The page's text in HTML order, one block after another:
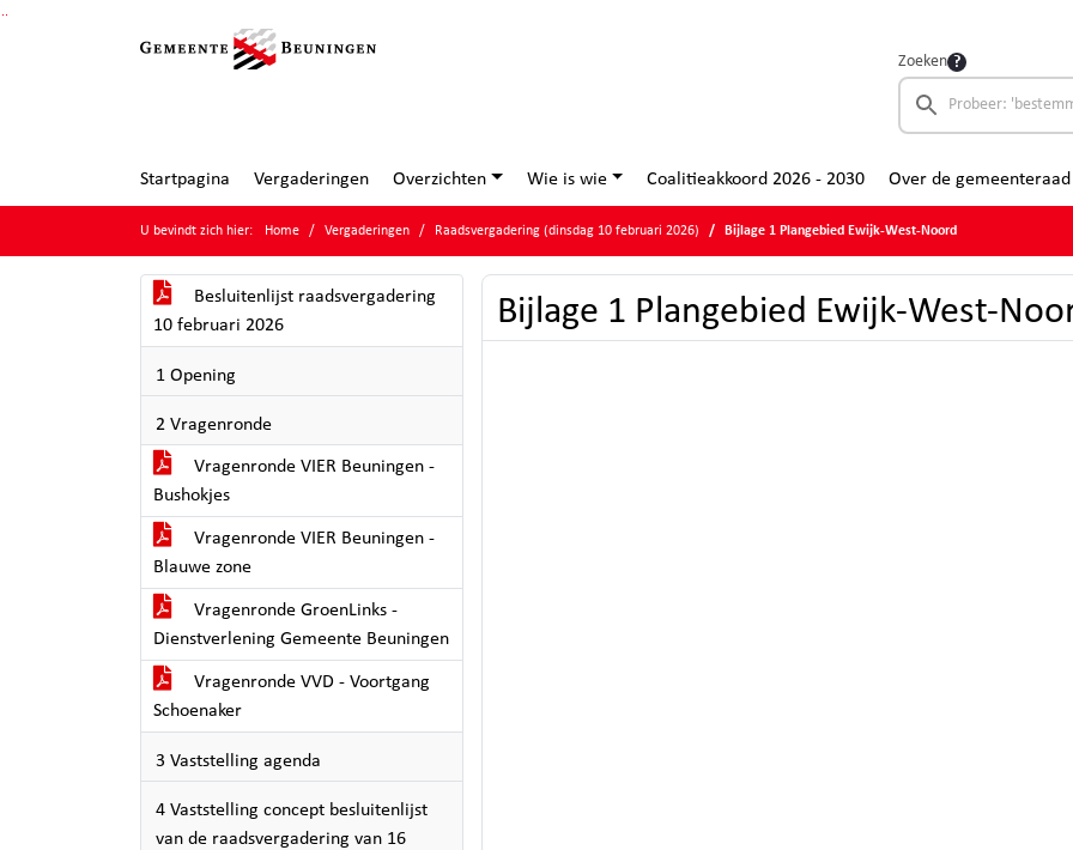
Ga naar de inhoud van deze pagina
Zoeken
Startpagina Vergaderingen Overzichten Wie is wie Coalitieakkoord 2026 - 2030 Over de gemeenteraad
U bevindt zich hier: Home Vergaderingen Raadsvergadering (dinsdag 10 februari 2026) Bijlage 1 Plangebied Ewijk-West-Noord
Besluitenlijst raadsvergadering
10 februari 2026
1 Opening
2 Vragenronde
Vragenronde VIER Beuningen -
Bushokjes
Vragenronde VIER Beuningen -
Blauwe zone
Vragenronde GroenLinks -
Dienstverlening Gemeente Beuningen
Vragenronde VVD - Voortgang
Schoenaker
3 Vaststelling agenda
4 Vaststelling concept besluitenlijst
van de raadsvergadering van 16
Bijlage 1 Plangebied Ewijk-West-